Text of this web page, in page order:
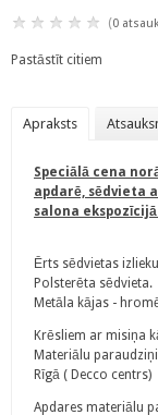
(0
Pastāstīt citiem
Apraksts
Speciālā cena
apdarē, sēdvieta
salona ekspozīcijā
Ērts sēdvietas
Polsterēta sēdvieta.
Metāla kājas -
Krēsliem ar misiņa
Materiālu
Rīgā ( Decco centrs)
Apdares materiālu